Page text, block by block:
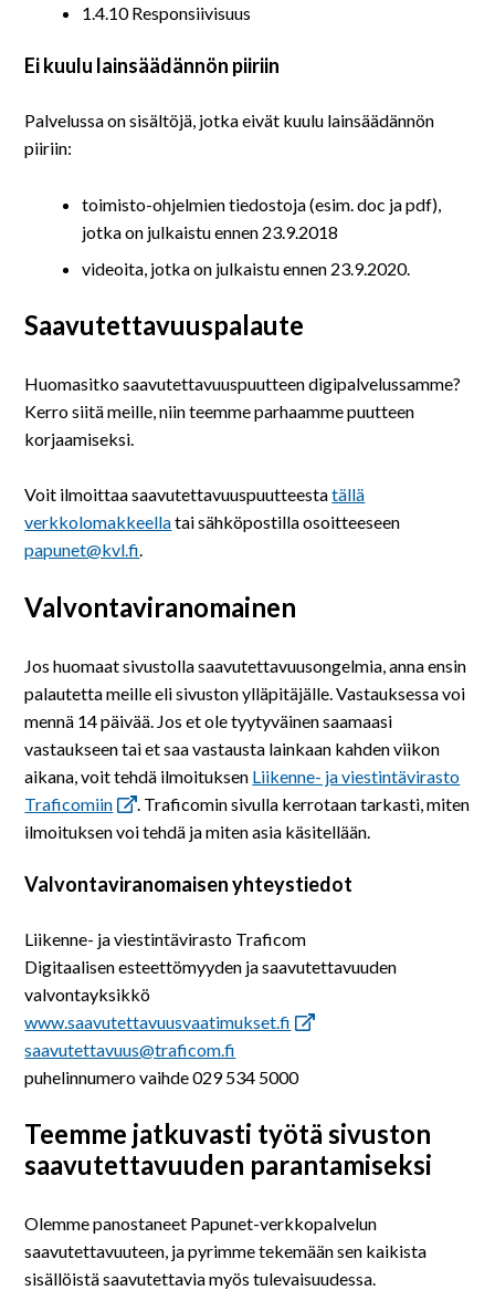
1.4.10 Responsiivisuus
Ei kuulu lainsäädännön piiriin
Palvelussa on sisältöjä, jotka eivät kuulu lainsäädännön
piiriin:
toimisto-ohjelmien tiedostoja (esim. doc ja pdf),
jotka on julkaistu ennen 23.9.2018
videoita, jotka on julkaistu ennen 23.9.2020.
Saavutettavuuspalaute
Huomasitko saavutettavuuspuutteen digipalvelussamme?
Kerro siitä meille, niin teemme parhaamme puutteen
korjaamiseksi.
Voit ilmoittaa saavutettavuuspuutteestatällä
verkkolomakkeellatai sähköpostilla osoitteeseen
papunet@kvl.fi.
Valvontaviranomainen
Jos huomaat sivustolla saavutettavuusongelmia, anna ensin
palautetta meille eli sivuston ylläpitäjälle. Vastauksessa voi
mennä 14 päivää. Jos et ole tyytyväinen saamaasi
vastaukseen tai et saa vastausta lainkaan kahden viikon
aikana, voit tehdä ilmoituksen Liikenne- ja viestintävirasto
Traficomiin
. Traficomin sivulla kerrotaan tarkasti, miten
ilmoituksen voi tehdä ja miten asia käsitellään.
Valvontaviranomaisen yhteystiedot
Liikenne- ja viestintävirasto Traficom
Digitaalisen esteettömyyden ja saavutettavuuden
valvontayksikkö
www.saavutettavuusvaatimukset.fi
saavutettavuus@traficom.fi
puhelinnumero vaihde 029 534 5000
Teemme jatkuvasti työtä sivuston
saavutettavuuden parantamiseksi
Olemme panostaneet Papunet-verkkopalvelun
saavutettavuuteen, ja pyrimme tekemään sen kaikista
sisällöistä saavutettavia myös tulevaisuudessa.